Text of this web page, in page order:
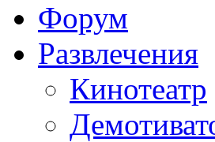
Форум
Развлечения
Кинотеатр